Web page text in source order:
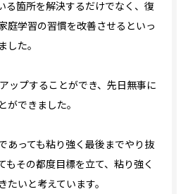
る箇所を解決するだけでなく、復
庭学習の習慣を改善させるといっ
した。
ップすることができ、先日無事に
ができました。
あっても粘り強く最後までやり抜
もその都度目標を立て、粘り強く
いと考えています。